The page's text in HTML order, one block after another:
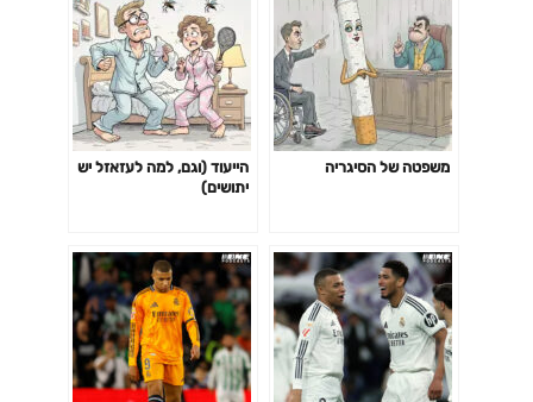
משפטה של הסיגריה
הייעוד (וגם, למה לעזאזל יש
יתושים)